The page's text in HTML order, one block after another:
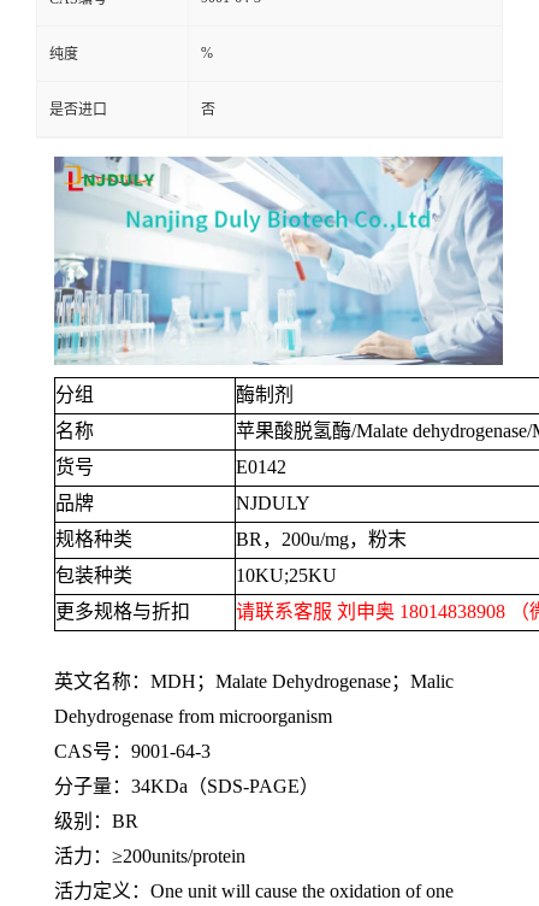
纯度 %
是否进口 否
分组
酶制剂
名称
苹果酸脱氢酶/Malate
货号
E0142
品牌
NJDULY
规格种类
BR ， 200u/mg，粉末
包装种类
10KU;25KU
更多规格与折扣
请联系客服 刘申奥 18014838908
英文名称： MDH ； Malate Dehydrogenase； Malic
Dehydrogenase from microorganism
CAS号： 9001-64-3
分子量： 34KDa （SDS-PAGE）
级别： BR
活力：≥200units/protein
活力定义： One unit will cause the oxidation of one